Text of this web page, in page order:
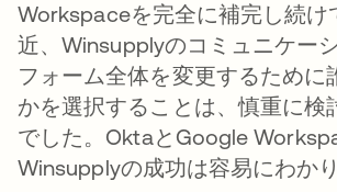
Workspaceを完全に補完し続け
近、Winsupplyのコミュニケー
フォーム全体を変更するために
かを選択することは、慎重に検
でした。OktaとGoogle
Winsupplyの成功は容易にわかり